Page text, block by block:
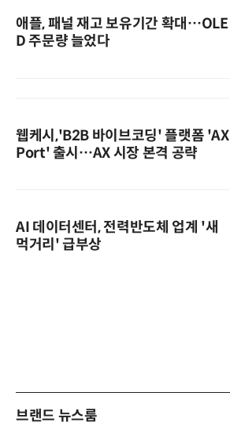
애플, 패널 재고 보유기간 확대…OLE
D 주문량 늘었다
웹케시,'B2B 바이브코딩' 플랫폼 'AX
Port' 출시…AX 시장 본격 공략
AI 데이터센터, 전력반도체 업계 '새
먹거리' 급부상
브랜드 뉴스룸